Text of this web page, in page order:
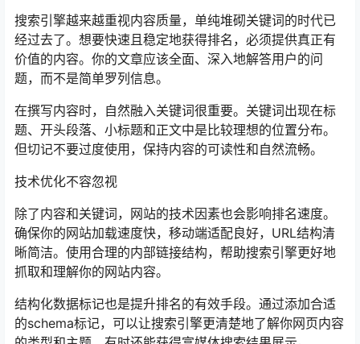
搜索引擎越来越重视内容质量，单纯堆砌关键词的时代已
经过去了。想要快速且稳定地获得排名，必须提供真正有
价值的内容。你的文章应该全面、深入地解答用户的问
题，而不是简单罗列信息。
在撰写内容时，自然融入关键词很重要。关键词出现在标
题、开头段落、小标题和正文中是比较理想的位置分布。
但切记不要过度使用，保持内容的可读性和自然流畅。
技术优化不容忽视
除了内容和关键词，网站的技术因素也会影响排名速度。
确保你的网站加载速度快，移动端适配良好，URL结构清
晰简洁。使用合理的内部链接结构，帮助搜索引擎更好地
抓取和理解你的网站内容。
结构化数据标记也是提升排名的有效手段。通过添加合适
的schema标记，可以让搜索引擎更清楚地了解你网页内容